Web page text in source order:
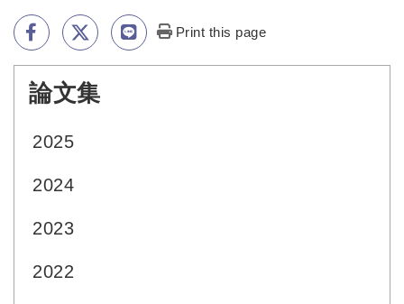
Print this page
論文集
2025
2024
2023
2022